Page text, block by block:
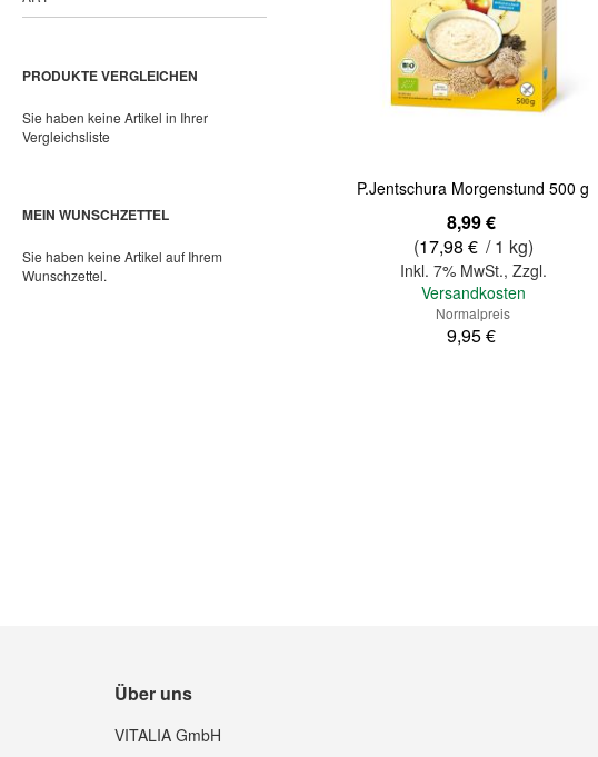
P.Jentschura Morgenstund 500 g
8,99 €
(17,98 € / 1 kg)
Inkl. 7% MwSt., Zzgl.
Versandkosten
Normalpreis
9,95 €
PRODUKTE VERGLEICHEN
Sie haben keine Artikel in Ihrer
Vergleichsliste
MEIN WUNSCHZETTEL
Sie haben keine Artikel auf Ihrem
Wunschzettel.
Über uns
VITALIA GmbH